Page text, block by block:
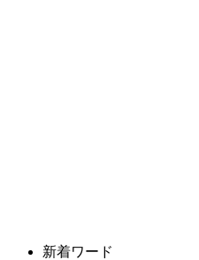
新着ワード